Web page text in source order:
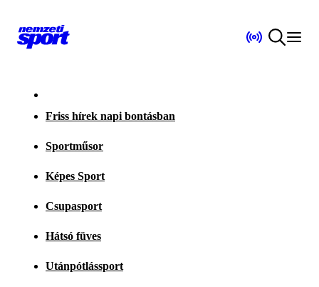
Friss hírek napi bontásban
Sportműsor
Képes Sport
Csupasport
Hátsó füves
Utánpótlássport